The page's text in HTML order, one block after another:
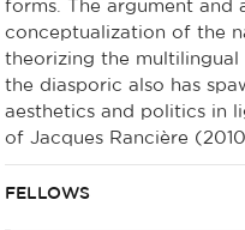
forms. The argument and
conceptualization of the
theorizing the
the diasporic also has
aesthetics and politics in
of Jacques Rancière
FELLOWS